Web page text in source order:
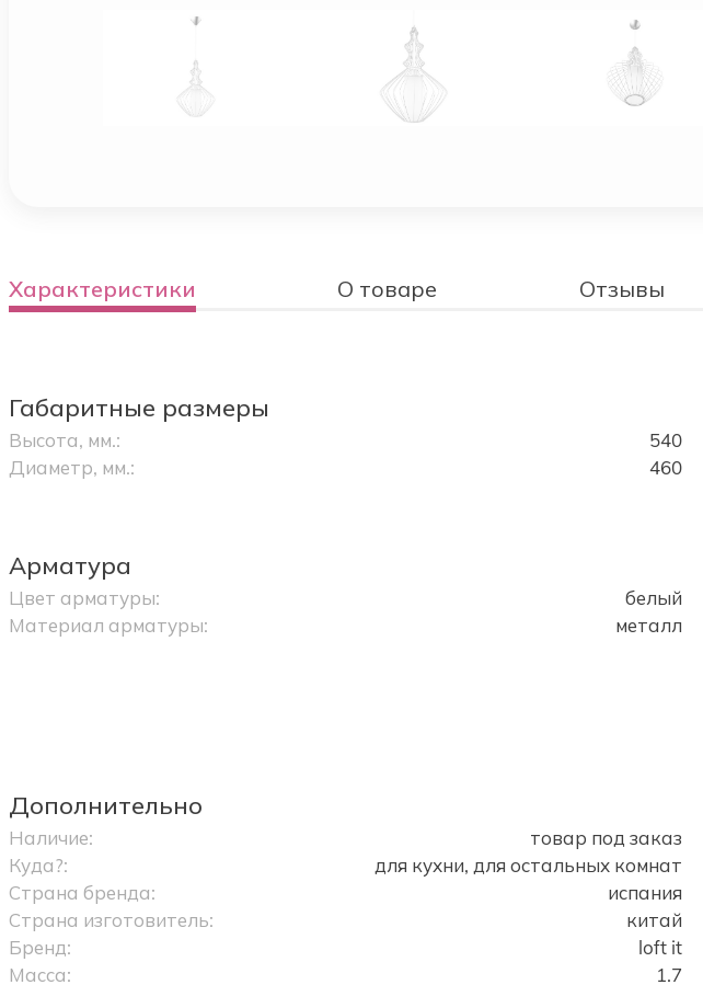
Характеристики О товаре Отзывы
Габаритные размеры
Высота, мм.:
540
Диаметр, мм.:
460
Арматура
Цвет арматуры:
белый
Материал арматуры:
металл
Дополнительно
Наличие:
товар под заказ
Куда?:
для кухни, для остальных комнат
Страна бренда:
испания
Страна изготовитель:
китай
Бренд:
loft it
Масса:
1.7